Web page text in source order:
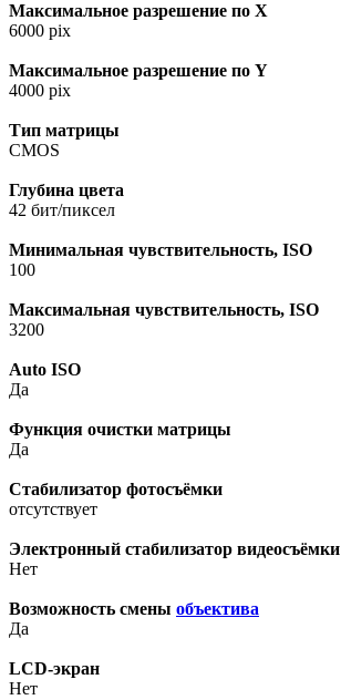
Максимальное разрешение по X
6000 pix
Максимальное разрешение по Y
4000 pix
Тип матрицы
CMOS
Глубина цвета
42 бит/пиксел
Минимальная чувствительность, ISO
100
Максимальная чувствительность, ISO
3200
Auto ISO
Да
Функция очистки матрицы
Да
Стабилизатор фотосъёмки
отсутствует
Электронный стабилизатор видеосъёмки
Нет
Возможность смены объектива
Да
LCD-экран
Нет